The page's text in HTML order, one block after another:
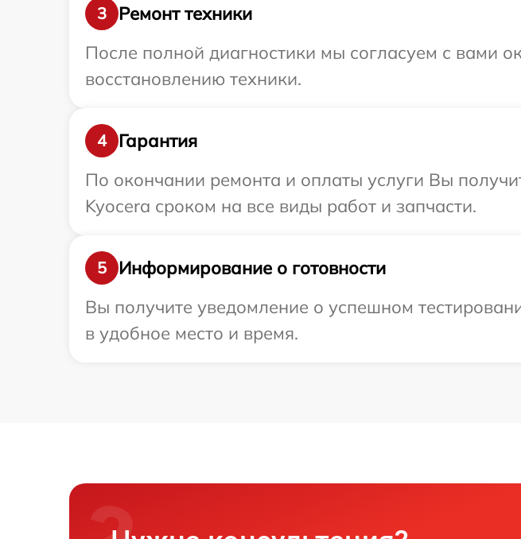
3
Ремонт техники
После полной диагностики мы согласуем с вами
восстановлению техники.
4
Гарантия
По окончании ремонта и оплаты услуги Вы
Kyocera сроком на все виды работ и запчасти.
5
Информирование о готовности
Вы получите уведомление о успешном
в удобное место и время.